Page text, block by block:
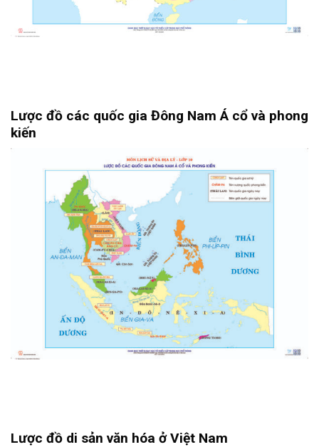
Lược đồ các quốc gia Đông Nam Á cổ và phong
kiến
Lược đồ di sản văn hóa ở Việt Nam